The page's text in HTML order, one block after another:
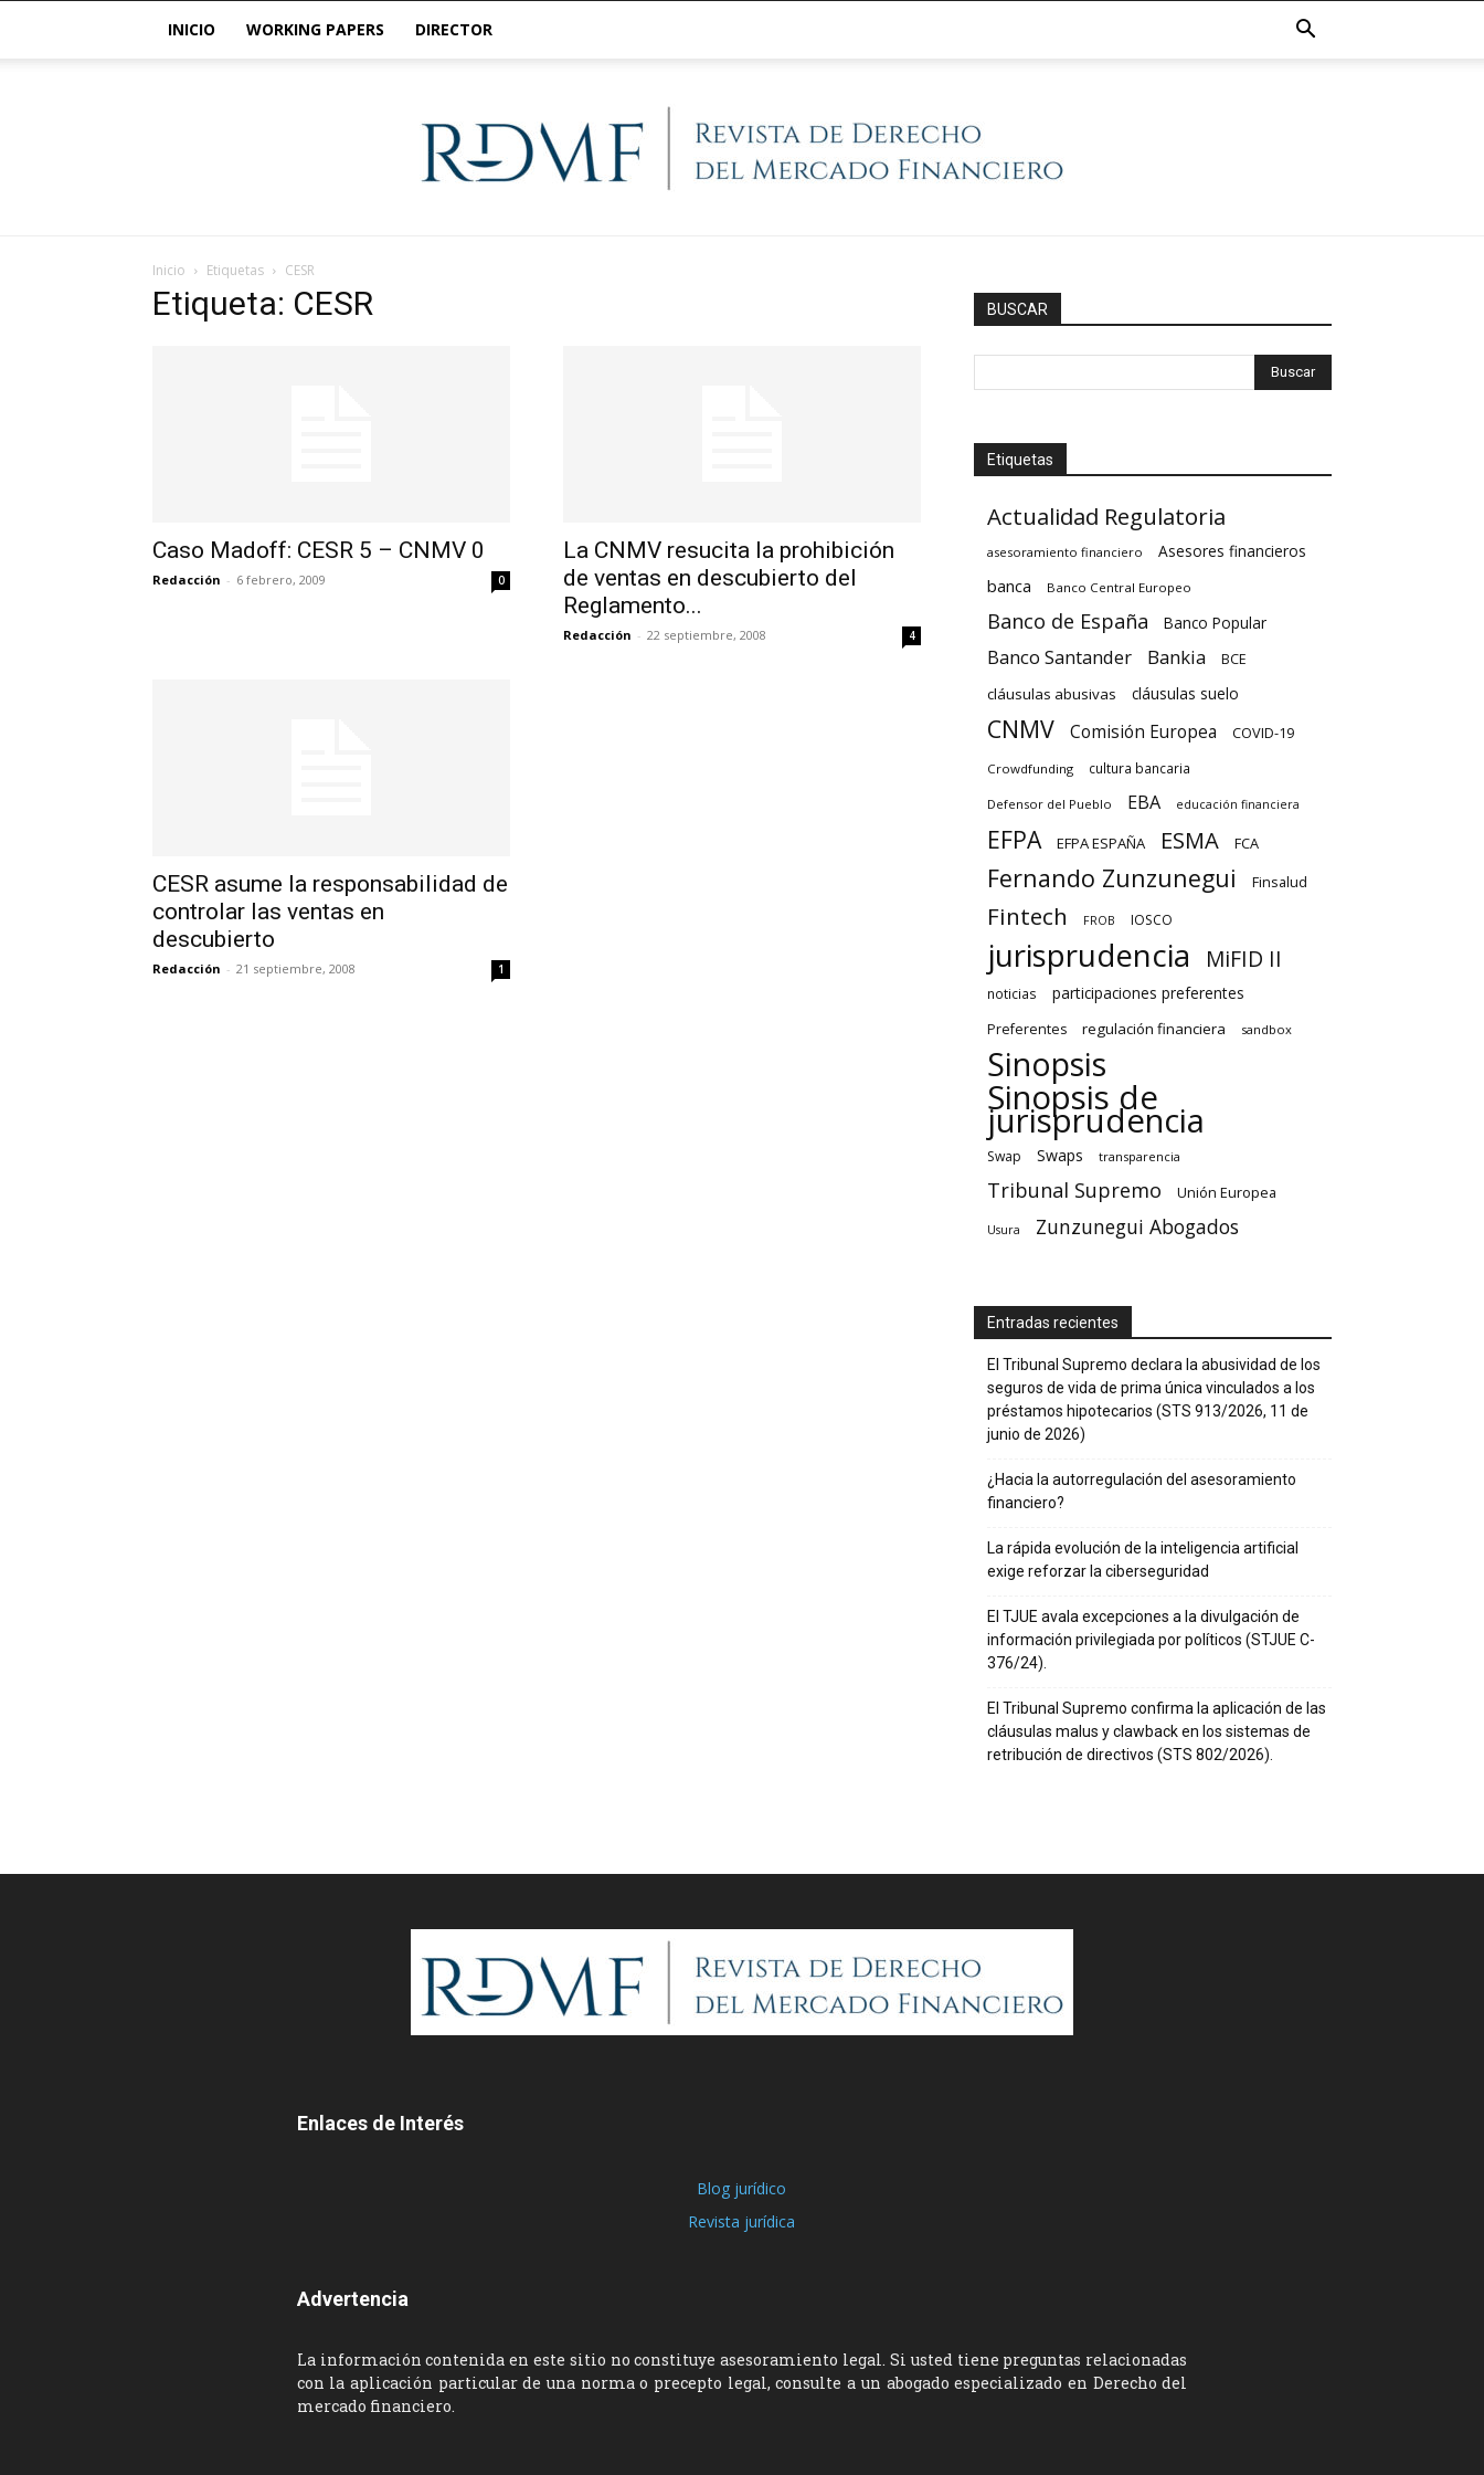
INICIO WORKING PAPERS DIRECTOR
Inicio Etiquetas CESR
Etiqueta: CESR
Caso Madoff: CESR 5 – CNMV 0
Redacción - 6 febrero, 2009 0
La CNMV resucita la prohibición
de ventas en descubierto del
Reglamento...
Redacción - 22 septiembre, 2008 4
CESR asume la responsabilidad de
controlar las ventas en
descubierto
Redacción - 21 septiembre, 2008 1
BUSCAR
Etiquetas
Actualidad Regulatoria
asesoramiento financiero Asesores financieros
banca Banco Central Europeo
Banco de España Banco Popular
Banco Santander Bankia BCE
cláusulas abusivas cláusulas suelo
CNMV Comisión Europea COVID-19
Crowdfunding cultura bancaria
Defensor del Pueblo EBA educación financiera
EFPA EFPA ESPAÑA ESMA FCA
Fernando Zunzunegui Finsalud
Fintech FROB IOSCO
jurisprudencia MiFID II
noticias participaciones preferentes
Preferentes regulación financiera sandbox
Sinopsis
Sinopsis de
jurisprudencia
Swap Swaps transparencia
Tribunal Supremo Unión Europea
Usura Zunzunegui Abogados
Entradas recientes
El Tribunal Supremo declara la abusividad de los
seguros de vida de prima única vinculados a los
préstamos hipotecarios (STS 913/2026, 11 de
junio de 2026)
¿Hacia la autorregulación del asesoramiento
financiero?
La rápida evolución de la inteligencia artificial
exige reforzar la ciberseguridad
El TJUE avala excepciones a la divulgación de
información privilegiada por políticos (STJUE C-
376/24).
El Tribunal Supremo confirma la aplicación de las
cláusulas malus y clawback en los sistemas de
retribución de directivos (STS 802/2026).
Enlaces de Interés
Blog jurídico
Revista jurídica
Advertencia
La información contenida en este sitio no constituye asesoramiento legal. Si usted tiene preguntas relacionadas
con la aplicación particular de una norma o precepto legal, consulte a un abogado especializado en Derecho del
mercado financiero.